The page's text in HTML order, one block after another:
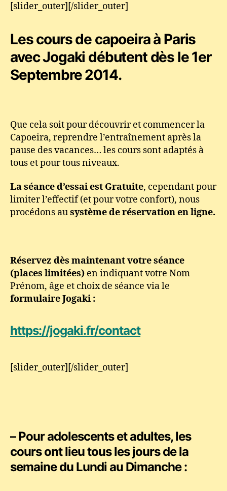
Brésil
!
Découvrez
cours
de
capoeira
Jogaki
[slider_outer][/slider_outer]
Les cours de capoeira à Paris
avec Jogaki débutent dès le 1er
Septembre 2014.
Que cela soit pour découvrir et commencer la
Capoeira, reprendre l’entraînement après la
pause des vacances… les cours sont adaptés à
tous et pour tous niveaux.
La séance d’essai est Gratuite, cependant pour
limiter l’effectif (et pour votre confort), nous
procédons ausystème de réservation en ligne.
Réservez dès maintenant votre séance
(places limitées) en indiquant votre Nom
Prénom, âge et choix de séance via le
formulaire Jogaki :
https://jogaki.fr/contact
[slider_outer][/slider_outer]
– Pouradolescents et adultes, les
cours ont lieu tous les jours de la
semainedu Lundi au Dimanche :